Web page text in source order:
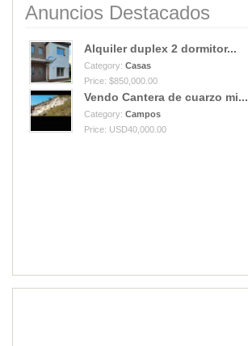
Anuncios Destacados
Alquiler duplex 2 dormitor...
Category: Casas
Price: $850,000.00
Vendo Cantera de cuarzo mi...
Category: Campos
Price: USD40,000.00